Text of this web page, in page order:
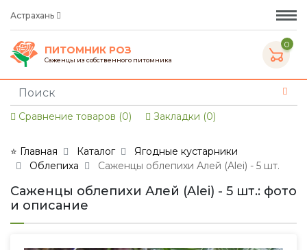
Астрахань
ПИТОМНИК РОЗ
Саженцы из собственного питомника
0
Сравнение товаров (0) Закладки (0)
⭐ Главная Каталог
Ягодные кустарники
Облепиха
Саженцы облепихи Алей (Alei) - 5 шт.
Саженцы облепихи Алей (Alei) - 5 шт.: фото
и описание